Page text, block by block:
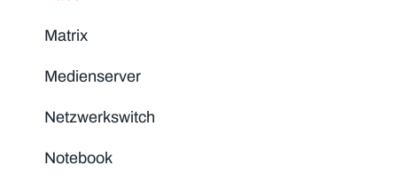
Matrix
Medienserver
Netzwerkswitch
Notebook